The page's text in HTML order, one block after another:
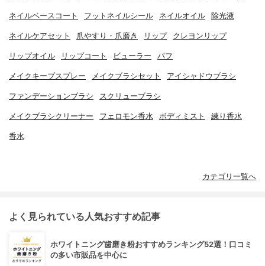
ネイルベースコート フットネイルシール ネイルオイル 除光液
ネイルケアセット 爪やすり・爪磨き リップ クレヨンリップ
リップオイル リップコート ビューラー パフ
メイクキープスプレー メイクブラシセット アイシャドウブラシ
ファンデーションブラシ スクリューブラシ
メイクブラシクリーナー フェロモン香水 ボディミスト 練り香水
香水
カテゴリ一覧へ
よく見られている人気おすすめ記事
ホワイトニング歯磨き粉おすすめランキング52選！口コミ
の多い市販品を中心に